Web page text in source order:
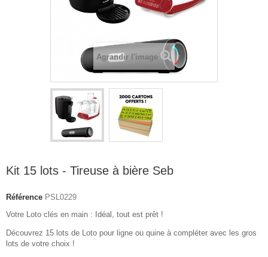
Agrandir l'image
Kit 15 lots - Tireuse à bière Seb
Référence PSL0229
Votre Loto clés en main : Idéal, tout est prêt !
Découvrez 15 lots de Loto pour ligne ou quine à compléter avec les gros
lots de votre choix !